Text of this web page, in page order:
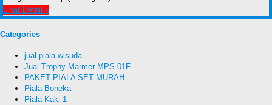
Lihat Detail »
Categories
jual piala wisuda
Jual Trophy Marmer MPS-01F
PAKET PIALA SET MURAH
Piala Boneka
Piala Kaki 1